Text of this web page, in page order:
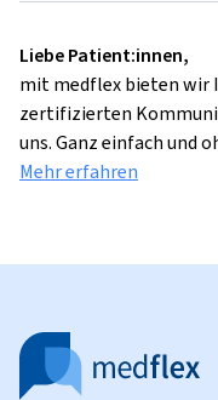
Liebe Patient:innen,
mit medflex bieten wir
zertifizierten
uns. Ganz einfach und
Mehr erfahren